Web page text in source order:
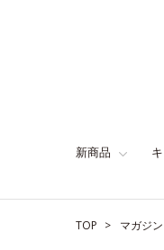
新商品
TOP マガジ